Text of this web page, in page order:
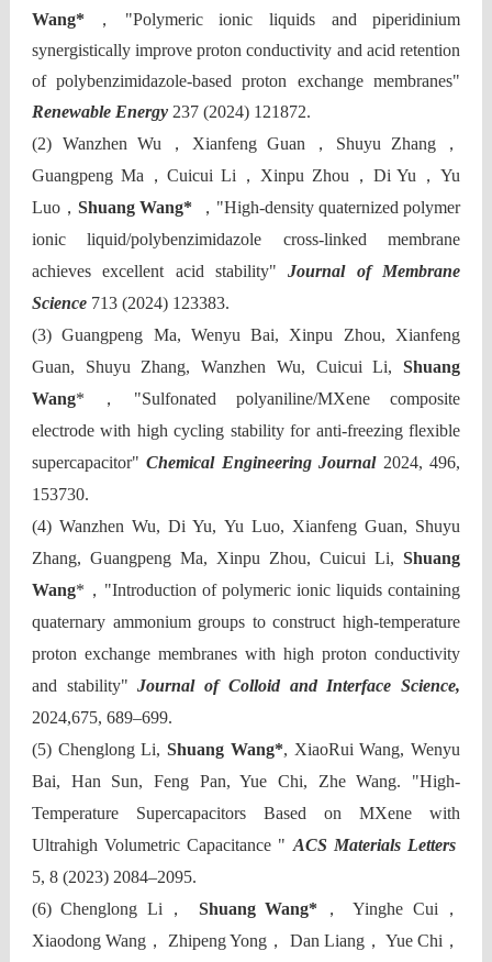
Wang* ， "Polymeric ionic liquids and piperidinium
synergistically improve proton conductivity and acid retention
of polybenzimidazole-based proton exchange membranes"
Renewable Energy237 (2024) 121872.
(2) Wanzhen Wu ， Xianfeng Guan ， Shuyu Zhang ，
Guangpeng Ma ，Cuicui Li ， Xinpu Zhou ， Di Yu ，Yu
Luo，Shuang Wang* ， "High-density quaternized polymer
ionic liquid/polybenzimidazole cross-linked membrane
achieves excellent acid stability" Journal of Membrane
Science713 (2024) 123383.
(3)Guangpeng Ma, Wenyu Bai, Xinpu Zhou, Xianfeng
Guan, Shuyu Zhang, Wanzhen Wu, Cuicui Li,Shuang
Wang* ， "Sulfonated polyaniline/MXene composite
electrode with high cycling stability for anti-freezing flexible
supercapacitor"Chemical Engineering Journal 2024, 496,
153730.
(4)Wanzhen Wu, Di Yu, Yu Luo, Xianfeng Guan, Shuyu
Zhang, Guangpeng Ma, Xinpu Zhou, Cuicui Li,Shuang
Wang* ， "Introduction of polymeric ionic liquids containing
quaternary ammonium groups to construct high-temperature
proton exchange membranes with high proton conductivity
and stability"Journal of Colloid and Interface Science,
2024,675, 689–699.
(5) Chenglong Li,Shuang Wang*, XiaoRui Wang, Wenyu
Bai, Han Sun, Feng Pan, Yue Chi, Zhe Wang. "High-
Temperature Supercapacitors Based on MXene with
Ultrahigh Volumetric Capacitance " ACS Materials Letters
5, 8 (2023) 2084–2095.
(6)Chenglong Li ， Shuang Wang* ， Yinghe Cui ，
Xiaodong Wang ， Zhipeng Yong ， Dan Liang， Yue Chi ，